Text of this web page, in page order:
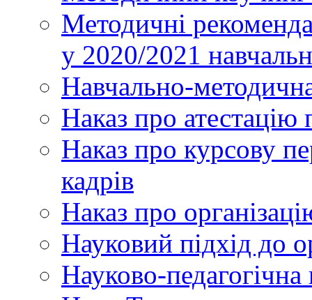
Методичні
у 2020/2021
Навчально-
Наказ про атестацію
Наказ про курсову
кадрів
Наказ про
Науковий підхід до
Науково-